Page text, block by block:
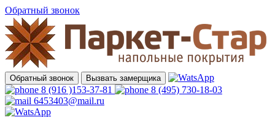
Обратный звонок
Обратный звонок Вызвать замерщика
8 (916 )153-37-81
8 (495) 730-18-03
6453403@mail.ru